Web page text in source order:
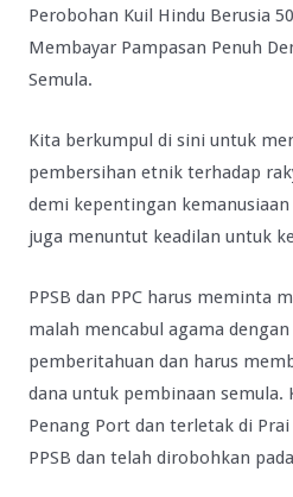
Perobohan Kuil Hindu Berusia
Membayar Pampasan Penuh
Semula.
Kita berkumpul di sini untuk
pembersihan etnik terhadap
demi kepentingan
juga menuntut keadilan untuk
PPSB dan PPC harus meminta
malah mencabul agama
pemberitahuan dan harus
dana untuk pembinaan semula.
Penang Port dan terletak di
PPSB dan telah dirobohkan